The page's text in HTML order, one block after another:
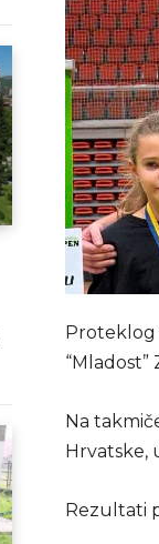
Proteklog
Na
Hrvatske,
Rezultati